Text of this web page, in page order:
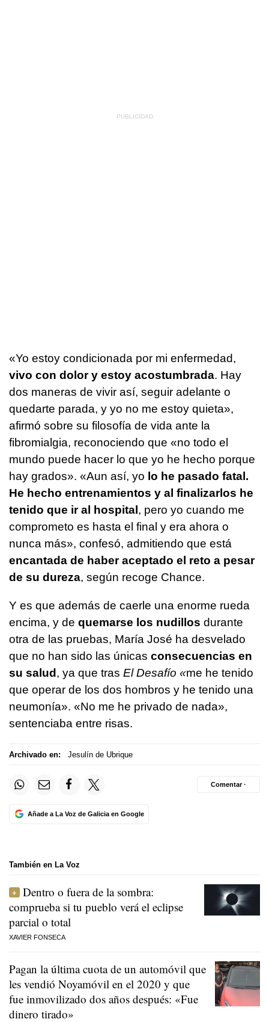
«Yo estoy condicionada por mi enfermedad,
vivo con dolor y estoy acostumbrada. Hay
dos maneras de vivir así, seguir adelante o
quedarte parada, y yo no me estoy quieta»,
afirmó sobre su filosofía de vida ante la
fibromialgia, reconociendo que «no todo el
mundo puede hacer lo que yo he hecho porque
hay grados». «Aun así, yo lo he pasado fatal.
He hecho entrenamientos y al finalizarlos he
tenido que ir al hospital , pero yo cuando me
comprometo es hasta el final y era ahora o
nunca más», confesó, admitiendo que está
encantada de haber aceptado el reto a pesar
de su dureza, según recoge Chance.
Y es que además de caerle una enorme rueda
encima, y de quemarse los nudillos durante
otra de las pruebas, María José ha desvelado
que no han sido las únicas consecuencias en
su salud , ya que tras El Desafío «me he tenido
que operar de los dos hombros y he tenido una
neumonía». «No me he privado de nada»,
sentenciaba entre risas.
Archivado en: Jesulín de Ubrique
Añade a La Voz de Galicia en Google
Comentar ·
También en La Voz
Dentro o fuera de la sombra:
comprueba si tu pueblo verá el eclipse
parcial o total
XAVIER FONSECA
Pagan la última cuota de un automóvil que
les vendió Noyamóvil en el 2020 y que
fue inmovilizado dos años después: «Fue
dinero tirado»